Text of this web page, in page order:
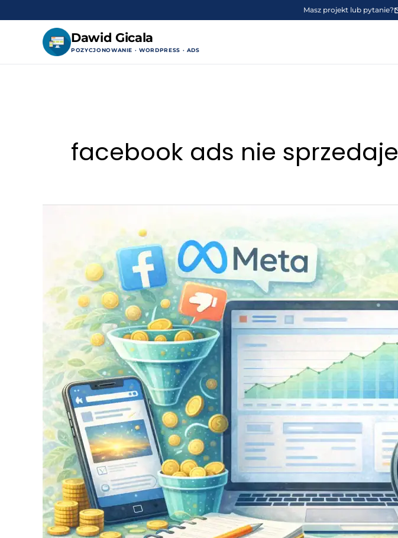
Masz projekt lub pytanie?
Dawid Gicala
POZYCJONOWANIE · WORDPRESS · ADS
facebook ads nie sprzedaje